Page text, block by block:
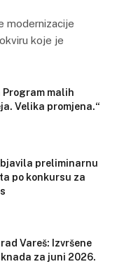
modernizacije
koje je
Program malih
Velika promjena.“
preliminarnu
po konkursu za
Vareš: Izvršene
za juni 2026.